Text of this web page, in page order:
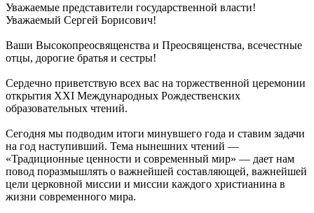
Уважаемые представители государственной власти!
Уважаемый Сергей Борисович!
Ваши Высокопреосвященства и Преосвященства, всечестные
отцы, дорогие братья и сестры!
Сердечно приветствую всех вас на торжественной церемонии
открытия XXI Международных Рождественских
образовательных чтений.
Сегодня мы подводим итоги минувшего года и ставим задачи
на год наступивший. Тема нынешних чтений —
«Традиционные ценности и современный мир» — дает нам
повод поразмышлять о важнейшей составляющей, важнейшей
цели церковной миссии и миссии каждого христианина в
жизни современного мира.